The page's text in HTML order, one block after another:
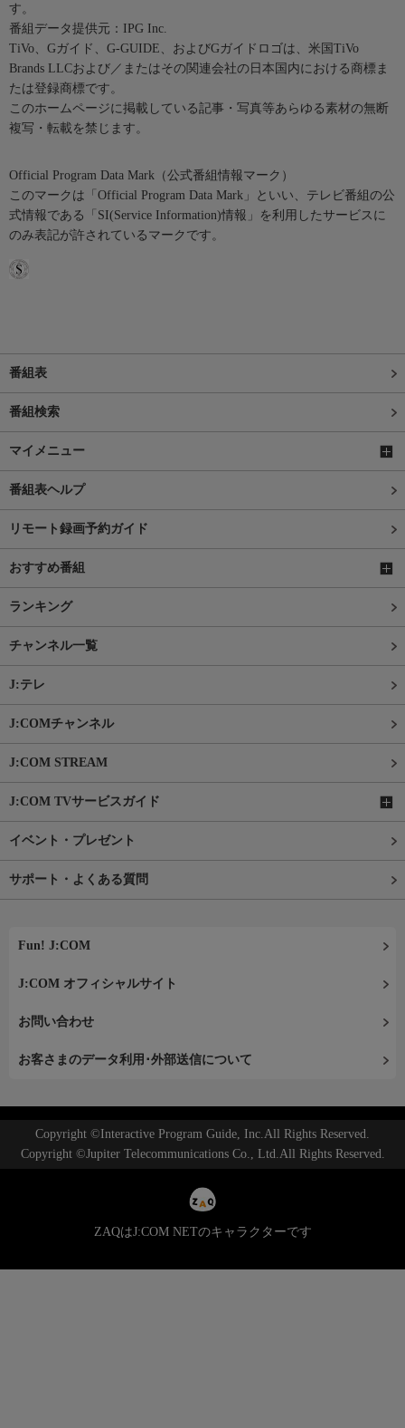
す。
番組データ提供元：IPG Inc.
TiVo、Gガイド、G-GUIDE、およびGガイドロゴは、米国TiVo
Brands LLCおよび／またはその関連会社の日本国内における商標ま
たは登録商標です。
このホームページに掲載している記事・写真等あらゆる素材の無断
複写・転載を禁じます。
Official Program Data Mark（公式番組情報マーク）
このマークは「Official Program Data Mark」といい、テレビ番組の公
式情報である「SI(Service Information)情報」を利用したサービスに
のみ表記が許されているマークです。
番組表
番組検索
マイメニュー
番組表ヘルプ
リモート録画予約ガイド
おすすめ番組
ランキング
チャンネル一覧
J:テレ
J:COMチャンネル
J:COM STREAM
J:COM TVサービスガイド
イベント・プレゼント
サポート・よくある質問
Fun! J:COM
J:COM オフィシャルサイト
お問い合わせ
お客さまのデータ利用･外部送信について
Copyright ©Interactive Program Guide, Inc.All Rights Reserved.
Copyright ©Jupiter Telecommunications Co., Ltd.All Rights Reserved.
ZAQはJ:COM NETのキャラクターです